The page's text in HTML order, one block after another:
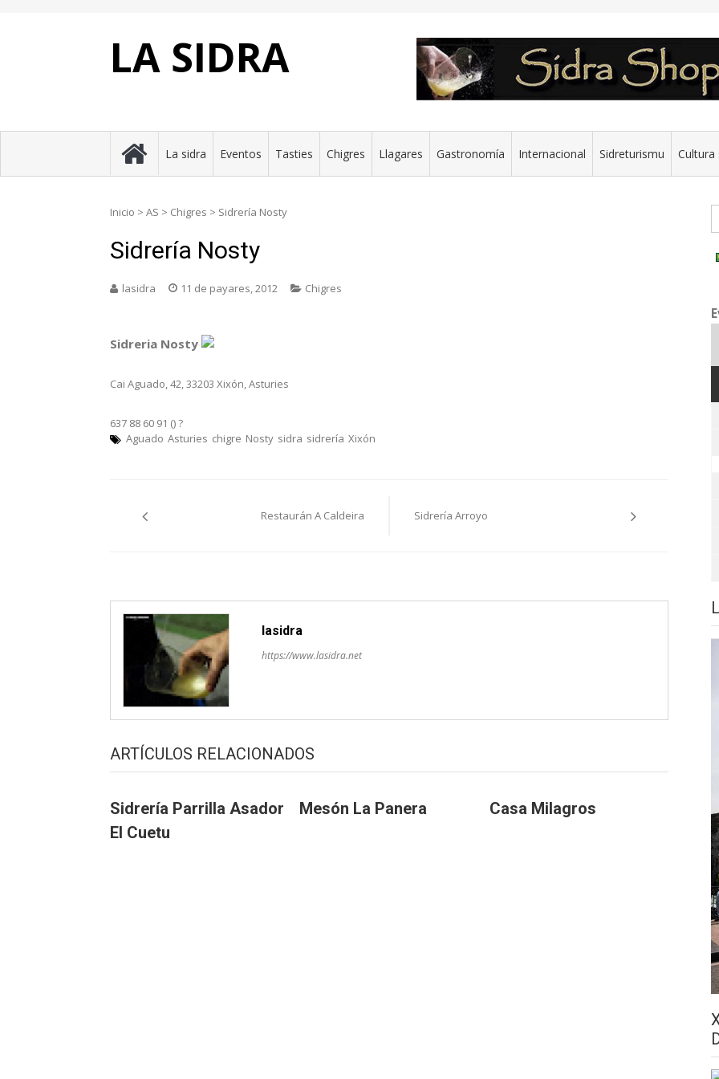
LA SIDRA
La sidra Eventos Tasties Chigres Llagares Gastronomía Internacional Sidreturismu Cultura
Inicio > AS > Chigres > Sidrería Nosty
Sidrería Nosty
lasidra 11 de payares, 2012 Chigres
Sidreria Nosty
Cai Aguado, 42, 33203 Xixón, Asturies
637 88 60 91 ()?
Aguado Asturies chigre Nosty sidra sidrería Xixón
pelos
Restaurán A Caldeira Sidrería Arroyo
lasidra
https://www.lasidra.net
ARTÍCULOS RELACIONADOS
Sidrería Parrilla Asador
El Cuetu
Mesón La Panera Casa Milagros